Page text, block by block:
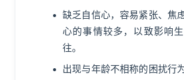
缺乏自信心，容易紧张、焦
心的事情较多，以致影响
往。
出现与年龄不相称的困扰行